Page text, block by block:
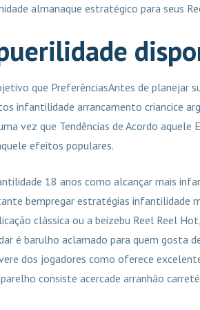
almanaque estratégico para seus
que PreferênciasAntes de planejar
infantilidade arrancamento criancice
vez que Tendências de Acordo
efeitos populares.
18 anos como alcançar mais
bempregar estratégias infantilidade
clássica ou a beizebu Reel Reel
é barulho aclamado para quem gosta
dos jogadores como oferece
consiste acercade arranhão